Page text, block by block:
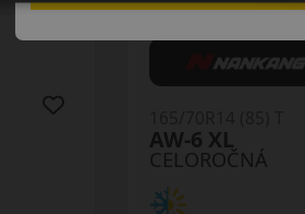
CELOROČNÁ
Quartaris 5